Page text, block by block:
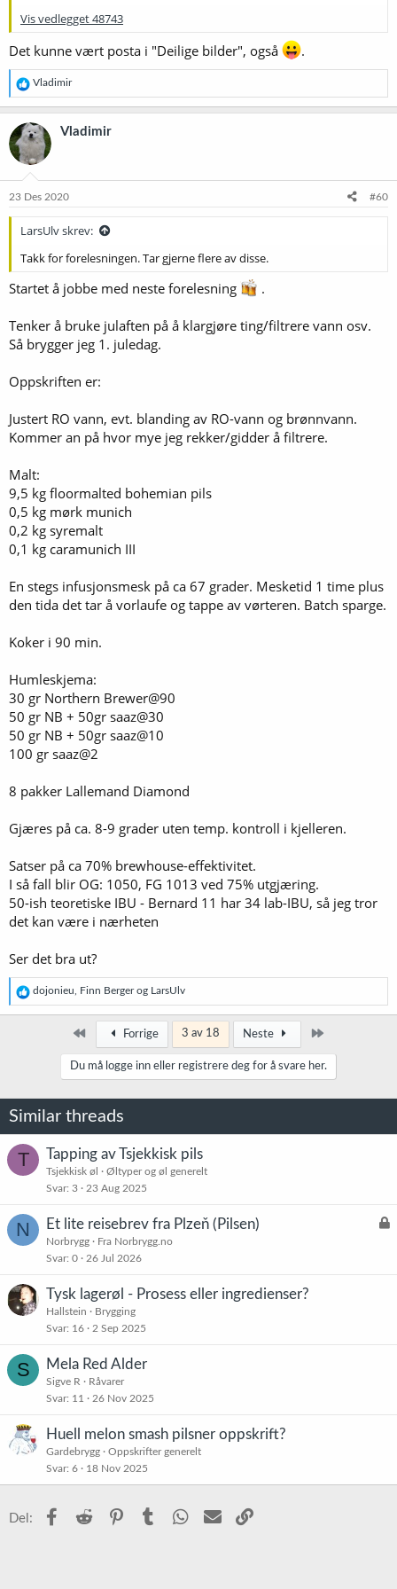
Vis vedlegget 48743
Det kunne vært posta i "Deilige bilder", også .
R
e
a
k
s
o
e
Vladimir
Vladimir
23 Des 2020 #60
LarsUlv skrev:
Takk for forelesningen. Tar gjerne flere av disse.
Startet å jobbe med neste forelesning .
Tenker å bruke julaften på å klargjøre ting/filtrere vann osv.
Så brygger jeg 1. juledag.
Oppskriften er:
Justert RO vann, evt. blanding av RO-vann og brønnvann.
Kommer an på hvor mye jeg rekker/gidder å filtrere.
Malt:
9,5 kg floormalted bohemian pils
0,5 kg mørk munich
0,2 kg syremalt
0,1 kg caramunich III
En stegs infusjonsmesk på ca 67 grader. Mesketid 1 time plus
den tida det tar å vorlaufe og tappe av vørteren. Batch sparge.
Koker i 90 min.
Humleskjema:
30 gr Northern Brewer@90
50 gr NB + 50gr saaz@30
50 gr NB + 50gr saaz@10
100 gr saaz@2
8 pakker Lallemand Diamond
Gjæres på ca. 8-9 grader uten temp. kontroll i kjelleren.
Satser på ca 70% brewhouse-effektivitet.
I så fall blir OG: 1050, FG 1013 ved 75% utgjæring.
50-ish teoretiske IBU - Bernard 11 har 34 lab-IBU, så jeg tror
det kan være i nærheten
Ser det bra ut?
R
e
a
r
dojonieu Finn Bergerog LarsUlv
Først Forrige 3 av 18 Neste
Du må logge inn eller registrere deg for å svare her.
Similar threads
T Tapping av Tsjekkisk pils
Tsjekkisk øl
Øltyper og øl generelt
Svar 3 23 Aug 2025
N
L
Et lite reisebrev fra Plzeň (Pilsen)
Norbrygg
Fra Norbrygg.no
Svar 0 26 Jul 2026
Tysk lagerøl - Prosess eller ingredienser?
Hallstein
Brygging
Svar 16 2 Sep 2025
S Mela Red Alder
Sigve R
Råvarer
Svar 11 26 Nov 2025
Huell melon smash pilsner oppskrift?
Gardebrygg
Oppskrifter generelt
Svar 6 18 Nov 2025
Del: Facebook
Reddit PinterestTumblr WhatsApp
E-post